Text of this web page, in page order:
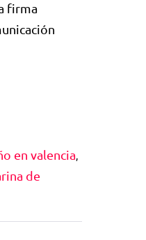
firma
en valencia,
de